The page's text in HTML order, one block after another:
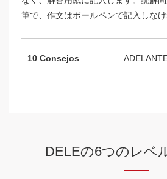
筆で、作文はボールペンで記入しなけ
10 Consejos
DELEの6つのレベ